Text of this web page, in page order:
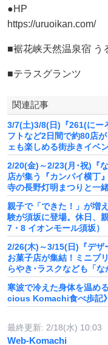
●HP
https://uruoikan.com/
■裾花峡天然温泉宿 う
■テラスグランツ
関連記事
3/7(土)3/8(日)『261(にー
フトなど2日間で約80店
ェも楽しめる街歩きイベ
2/20(金)～2/23(月･祝)『
店が集う『カンパイ横丁
寺の長野灯明まつりと一
親子で「できた！」が増
験が須坂に登場。休日、
7・8 イオンモール須坂）
2/26(木)～3/15(日)『デザ
お菓子店が集結！ミニブ
らやき･ラスクなども「
寒波で冷えた身体を温め
cious Komachi食べ歩記
最終更新: 2/18(水) 10:03
Web-Komachi